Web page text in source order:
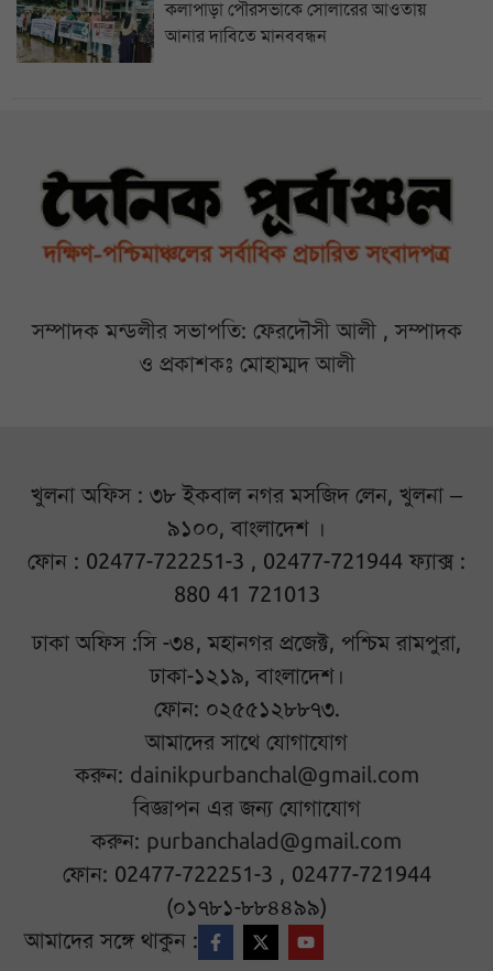
কলাপাড়া পৌরসভাকে সোলারের আওতায়
আনার দাবিতে মানববন্ধন
সম্পাদক মন্ডলীর সভাপতি: ফেরদৌসী আলী , সম্পাদক
ও প্রকাশকঃ মোহাম্মদ আলী
খুলনা অফিস : ৩৮ ইকবাল নগর মসজিদ লেন, খুলনা –
৯১০০, বাংলাদেশ ।
ফোন : 02477-722251-3 , 02477-721944 ফ্যাক্স :
880 41 721013
ঢাকা অফিস :সি -৩৪, মহানগর প্রজেক্ট, পশ্চিম রামপুরা,
ঢাকা-১২১৯, বাংলাদেশ।
ফোন: ০২৫৫১২৮৮৭৩.
আমাদের সাথে যোগাযোগ
করুন: dainikpurbanchal@gmail.com
বিজ্ঞাপন এর জন্য যোগাযোগ
করুন: purbanchalad@gmail.com
ফোন: 02477-722251-3 , 02477-721944
(০১৭৮১-৮৮৪৪৯৯)
আমাদের সঙ্গে থাকুন :